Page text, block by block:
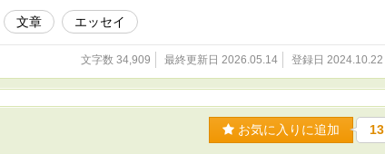
文章 エッセイ
文字数 34,909 最終更新日 2026.05.14 登録日 2024.10.22
お気に入りに追加 13